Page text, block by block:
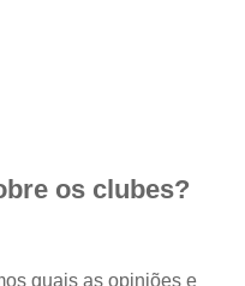
os clubes?
quais as opiniões e